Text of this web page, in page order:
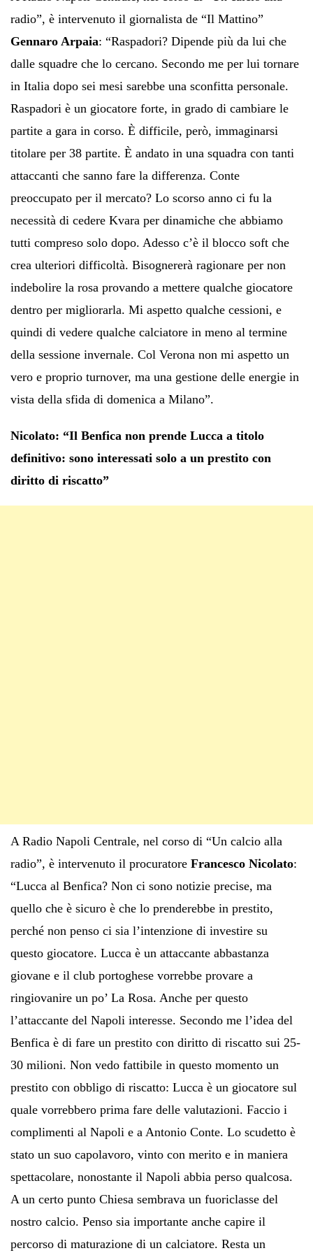
radio”, è intervenuto il giornalista de “Il Mattino”
Gennaro Arpaia: “Raspadori? Dipende più da lui che
dalle squadre che lo cercano. Secondo me per lui tornare
in Italia dopo sei mesi sarebbe una sconfitta personale.
Raspadori è un giocatore forte, in grado di cambiare le
partite a gara in corso. È difficile, però, immaginarsi
titolare per 38 partite. È andato in una squadra con tanti
attaccanti che sanno fare la differenza. Conte
preoccupato per il mercato? Lo scorso anno ci fu la
necessità di cedere Kvara per dinamiche che abbiamo
tutti compreso solo dopo. Adesso c’è il blocco soft che
crea ulteriori difficoltà. Bisognererà ragionare per non
indebolire la rosa provando a mettere qualche giocatore
dentro per migliorarla. Mi aspetto qualche cessioni, e
quindi di vedere qualche calciatore in meno al termine
della sessione invernale. Col Verona non mi aspetto un
vero e proprio turnover, ma una gestione delle energie in
vista della sfida di domenica a Milano”.
Nicolato: “Il Benfica non prende Lucca a titolo
definitivo: sono interessati solo a un prestito con
diritto di riscatto”
A Radio Napoli Centrale, nel corso di “Un calcio alla
radio”, è intervenuto il procuratore Francesco Nicolato:
“Lucca al Benfica? Non ci sono notizie precise, ma
quello che è sicuro è che lo prenderebbe in prestito,
perché non penso ci sia l’intenzione di investire su
questo giocatore. Lucca è un attaccante abbastanza
giovane e il club portoghese vorrebbe provare a
ringiovanire un po’ La Rosa. Anche per questo
l’attaccante del Napoli interesse. Secondo me l’idea del
Benfica è di fare un prestito con diritto di riscatto sui 25-
30 milioni. Non vedo fattibile in questo momento un
prestito con obbligo di riscatto: Lucca è un giocatore sul
quale vorrebbero prima fare delle valutazioni. Faccio i
complimenti al Napoli e a Antonio Conte. Lo scudetto è
stato un suo capolavoro, vinto con merito e in maniera
spettacolare, nonostante il Napoli abbia perso qualcosa.
A un certo punto Chiesa sembrava un fuoriclasse del
nostro calcio. Penso sia importante anche capire il
percorso di maturazione di un calciatore. Resta un